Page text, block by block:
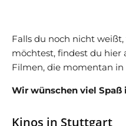
Falls du noch nicht
möchtest, findest du hier
Filmen, die momentan
Wir wünschen viel Spaß
Kinos in Stuttgart